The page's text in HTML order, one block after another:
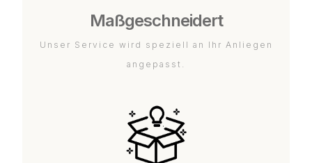
Maßgeschneidert
Unser Service wird speziell an Ihr Anliegen
angepasst.